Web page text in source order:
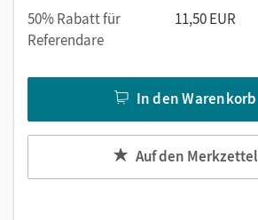
50% Rabatt für
Referendare
11,50 EUR
In den Warenkorb
Auf den Merkzettel